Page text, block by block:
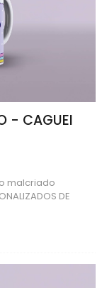
- CAGUEI
malcriado
DE